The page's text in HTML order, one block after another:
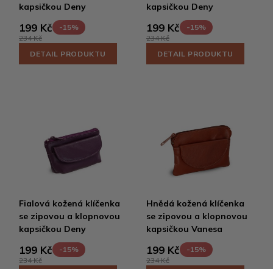
kapsičkou Deny
199 Kč
-15%
234 Kč
DETAIL PRODUKTU
kapsičkou Deny
199 Kč
-15%
234 Kč
DETAIL PRODUKTU
Fialová kožená klíčenka
se zipovou a klopnovou
kapsičkou Deny
199 Kč
-15%
234 Kč
Hnědá kožená klíčenka
se zipovou a klopnovou
kapsičkou Vanesa
199 Kč
-15%
234 Kč